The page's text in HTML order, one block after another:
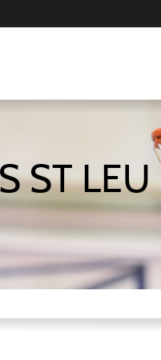
ST